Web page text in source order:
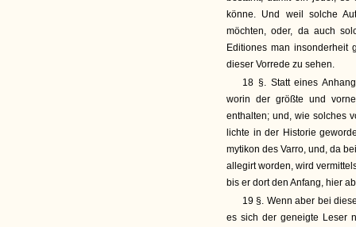
könne. Und weil solche
möchten, oder, da auch
Editiones man insonderheit
dieser Vorrede zu sehen.
18 §. Statt eines
worin der größte und
enthalten; und, wie solches
lichte in der Historie
mytikon des Varro, und, da
allegirt worden, wird
bis er dort den Anfang, hier
19 §. Wenn aber bei
es sich der geneigte Leser